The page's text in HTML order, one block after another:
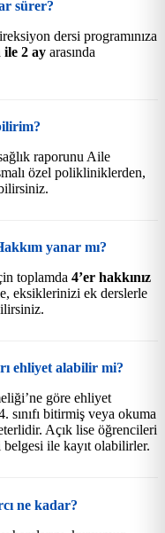
sürer?
dersi programınıza
ile 2 ay arasında
raporunu Aile
özel polikliniklerden,
yanar mı?
toplamda 4’er hakkınız
eksiklerinizi ek derslerle
ehliyet alabilir mi?
göre ehliyet
bitirmiş veya okuma
Açık lise öğrencileri
ile kayıt olabilirler.
ne kadar?